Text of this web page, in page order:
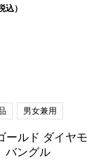
込）
男女兼用
ールド ダイヤモ
バングル